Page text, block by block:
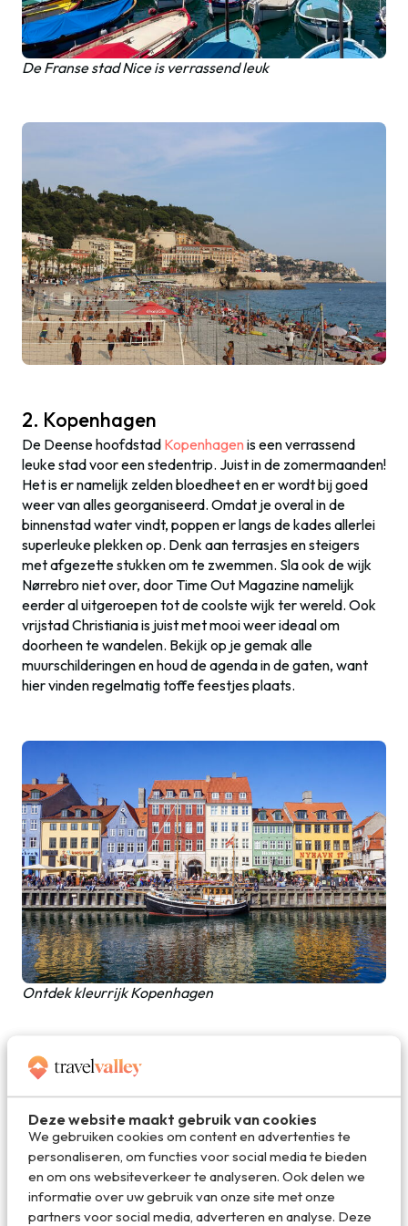
Deze website maakt gebruik van cookies
We gebruiken cookies om content en advertenties te
personaliseren, om functies voor social media te bieden
en om ons websiteverkeer te analyseren. Ook delen we
informatie over uw gebruik van onze site met onze
partners voor social media, adverteren en analyse. Deze
De Franse stad Nice is verrassend leuk
2. Kopenhagen
De Deense hoofdstad Kopenhagen is een verrassend
leuke stad voor een stedentrip. Juist in de zomermaanden!
Het is er namelijk zelden bloedheet en er wordt bij goed
weer van alles georganiseerd. Omdat je overal in de
binnenstad water vindt, poppen er langs de kades allerlei
superleuke plekken op. Denk aan terrasjes en steigers
met afgezette stukken om te zwemmen. Sla ook de wijk
Nørrebro niet over, door Time Out Magazine namelijk
eerder al uitgeroepen tot de coolste wijk ter wereld. Ook
vrijstad Christiania is juist met mooi weer ideaal om
doorheen te wandelen. Bekijk op je gemak alle
muurschilderingen en houd de agenda in de gaten, want
hier vinden regelmatig toffe feestjes plaats.
Ontdek kleurrijk Kopenhagen
3. Bari
De Italiaanse stad Bari vind je in het zuiden van het land in
de provinciePuglia. Naast de stad zelf bezoeken, is het
dus ook een uitstekend beginpunt voor een reis door de
regio. Bari kent nog geen massatoerisme en de stad heeft
een oud en nieuw gedeelte. Al dwalend door de steegjes
merk je snel dat je in Italië bent. Plof af en toe neer op een
terras voor een heerlijk stuk pizza, pasta en wijn uit de
streek. Het plaatsje Polignano a Mare is populair vanwege